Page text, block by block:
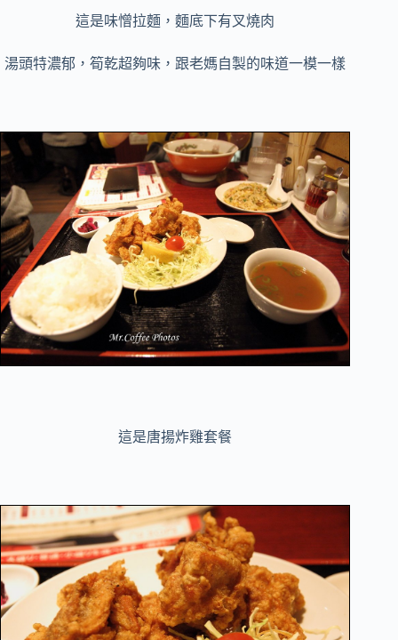
這是味憎拉麵，麵底下有叉燒肉
湯頭特濃郁，筍乾超夠味，跟老媽自製的味道一模一樣
這是唐揚炸雞套餐